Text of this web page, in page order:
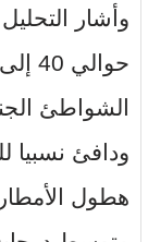
وأشار
الشواطئ
ودافئ نسبيا
هطول